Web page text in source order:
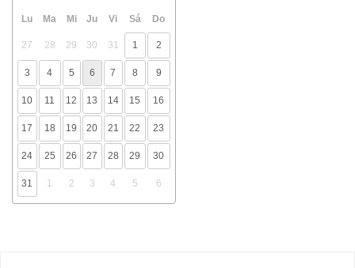
Lu Ma Mi Ju Vi Sá Do
27 28 29 30 31 1 2
3 4 5 6 7 8 9
10 11 12 13 14 15 16
17 18 19 20 21 22 23
24 25 26 27 28 29 30
31 1 2 3 4 5 6